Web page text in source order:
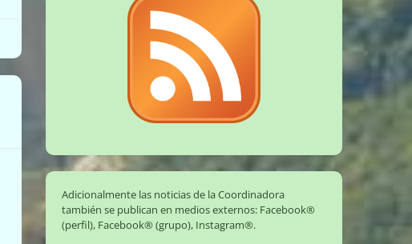
Adicionalmente las noticias de la Coordinadora
también se publican en medios externos: Facebook®
(perfil), Facebook® (grupo), Instagram®.